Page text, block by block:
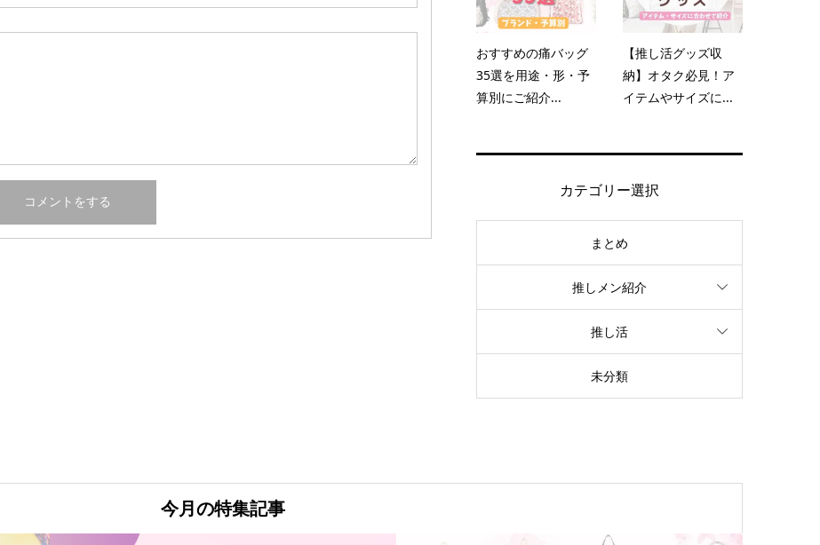
おすすめの痛バッグ
35選を用途・形・予
算別にご紹介...
【推し活グッズ収
納】オタク必見！ア
イテムやサイズに...
カテゴリー選択
まとめ
推しメン紹介
推し活
未分類
今月の特集記事